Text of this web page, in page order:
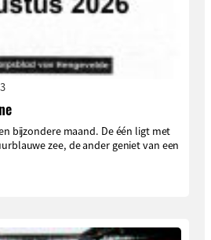
bijzondere maand. De één ligt met
zee, de ander geniet van een